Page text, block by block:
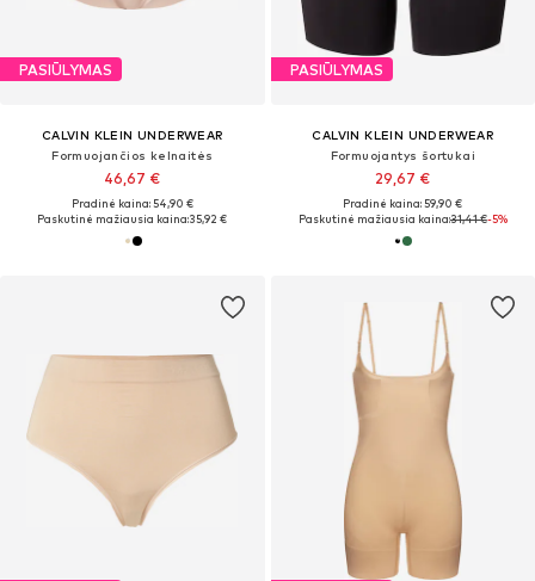
PASIŪLYMAS
CALVIN KLEIN UNDERWEAR
Formuojančios kelnaitės
46,67 €
Pradinė kaina: 54,90 €
Paskutinė mažiausia kaina:35,92 €
PASIŪLYMAS
CALVIN KLEIN UNDERWEAR
Formuojantys šortukai
29,67 €
Pradinė kaina: 59,90 €
Paskutinė mažiausia kaina:31,41 €-5%